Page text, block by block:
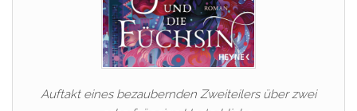
Auftakt eines bezaubernden Zweiteilers über zwei